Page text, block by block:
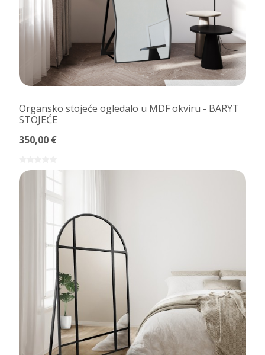
Organsko stojeće ogledalo u MDF okviru - BARYT
STOJEĆE
350,00 €